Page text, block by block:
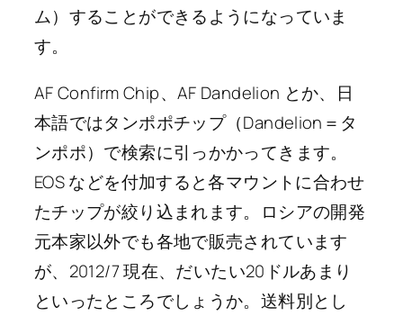
ム）することができるようになっていま
す。
AF Confirm Chip、AF Dandelion とか、日
本語ではタンポポチップ（Dandelion＝タ
ンポポ）で検索に引っかかってきます。
EOS などを付加すると各マウントに合わせ
たチップが絞り込まれます。ロシアの開発
元本家以外でも各地で販売されています
が、2012/7 現在、だいたい20ドルあまり
といったところでしょうか。送料別とし